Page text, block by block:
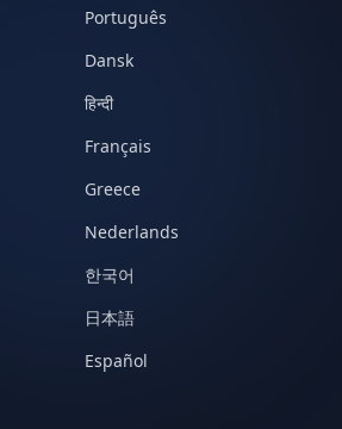
Português
Dansk
हिन्दी
Français
Greece
Nederlands
한국어
日本語
Español